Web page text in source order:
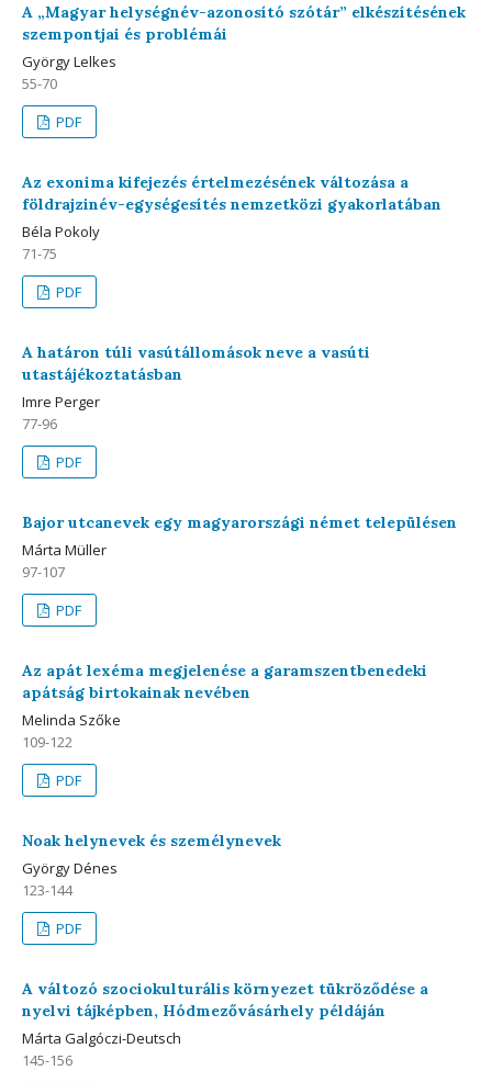
A „Magyar helységnév-azonosító szótár” elkészítésének
szempontjai és problémái
György Lelkes
55-70
PDF
Az exonima kifejezés értelmezésének változása a
földrajzinév-egységesítés nemzetközi gyakorlatában
Béla Pokoly
71-75
PDF
A határon túli vasútállomások neve a vasúti
utastájékoztatásban
Imre Perger
77-96
PDF
Bajor utcanevek egy magyarországi német településen
Márta Müller
97-107
PDF
Az apát lexéma megjelenése a garamszentbenedeki
apátság birtokainak nevében
Melinda Szőke
109-122
PDF
Noak helynevek és személynevek
György Dénes
123-144
PDF
A változó szociokulturális környezet tükröződése a
nyelvi tájképben, Hódmezővásárhely példáján
Márta Galgóczi-Deutsch
145-156